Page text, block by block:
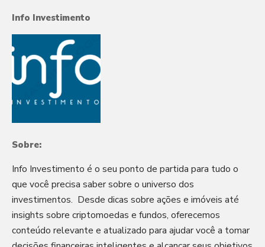
Info Investimento
Sobre:
Info Investimento é o seu ponto de partida para tudo o
que você precisa saber sobre o universo dos
investimentos. Desde dicas sobre ações e imóveis até
insights sobre criptomoedas e fundos, oferecemos
conteúdo relevante e atualizado para ajudar você a tomar